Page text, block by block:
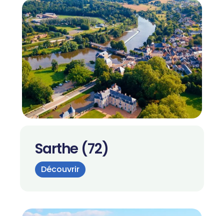
Sarthe (72)
Découvrir